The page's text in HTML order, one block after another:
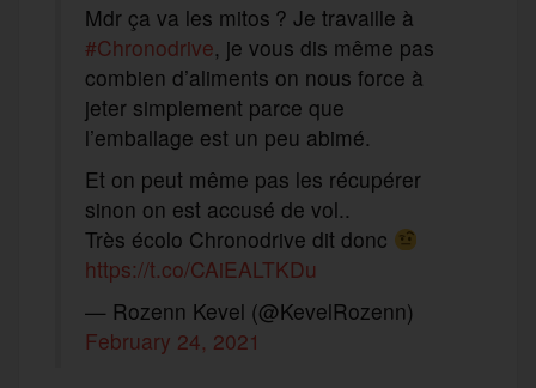
Mdr ça va les mitos ? Je travaille à
#Chronodrive, je vous dis même pas
combien d’aliments on nous force à
jeter simplement parce que
l’emballage est un peu abimé.
Et on peut même pas les récupérer
sinon on est accusé de vol..
Très écolo Chronodrive dit donc
https://t.co/CAiEALTKDu
— Rozenn Kevel (@KevelRozenn)
February 24, 2021